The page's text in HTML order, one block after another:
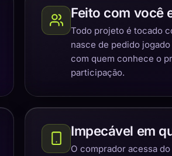
Feito com você
Todo projeto é tocado
nasce de pedido
com quem conhece o
participação.
Impecável em
O comprador acessa